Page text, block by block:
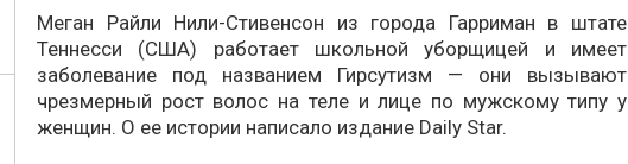
Меган Райли Нили-Стивенсон из города Гарриман в штате
Теннесси (США) работает школьной уборщицей и имеет
заболевание под названием Гирсутизм — они вызывают
чрезмерный рост волос на теле и лице по мужскому типу у
женщин. О ее истории написало издание Daily Star.